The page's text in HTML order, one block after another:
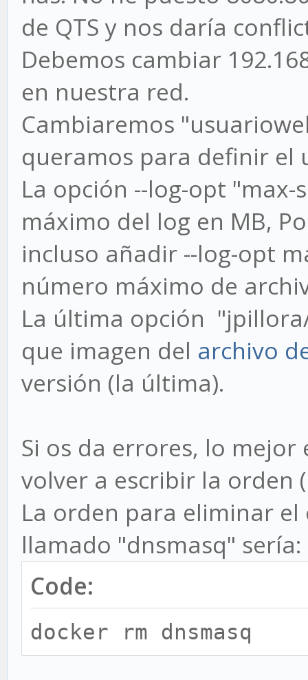
de QTS y nos daría
Debemos cambiar
en nuestra red.
Cambiaremos
queramos para definir el
La opción --log-opt
máximo del log en MB,
incluso añadir --log-opt
número máximo de
La última opción
que imagen del archivo
versión (la última).
Si os da errores, lo
volver a escribir la orden
La orden para eliminar
llamado "dnsmasq" sería:
Code:
docker rm dnsmasq